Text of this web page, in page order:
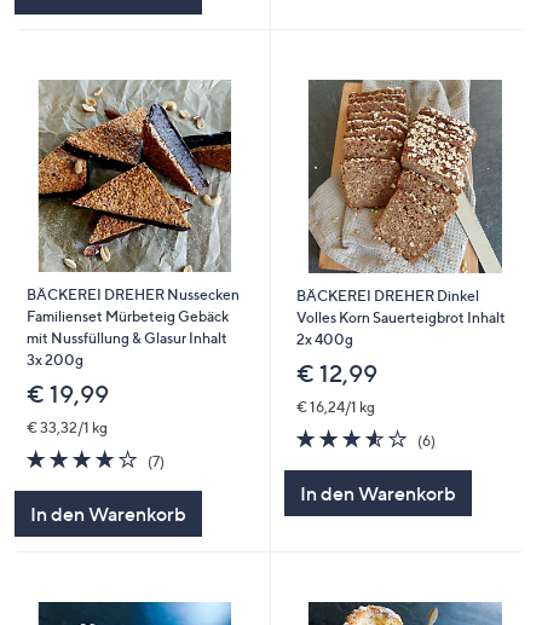
BÄCKEREI DREHER Nussecken
Familienset Mürbeteig Gebäck
mit Nussfüllung & Glasur Inhalt
3x 200g
€ 19,99
€ 33,32/1 kg
3.7
von
(7)7
In den Warenkorb
BÄCKEREI DREHER Dinkel
Volles Korn Sauerteigbrot Inhalt
2x 400g
€ 12,99
€ 16,24/1 kg
3.5
von
(6)6
In den Warenkorb